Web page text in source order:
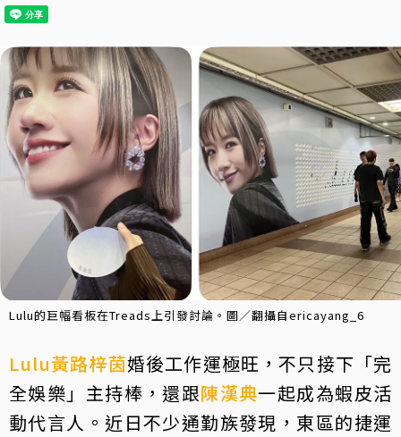
Lulu的巨幅看板在Treads上引發討論。圖／翻攝自ericayang_6
Lulu黃路梓茵婚後工作運極旺，不只接下「完
全娛樂」主持棒，還跟陳漢典一起成為蝦皮活
動代言人。近日不少通勤族發現，東區的捷運